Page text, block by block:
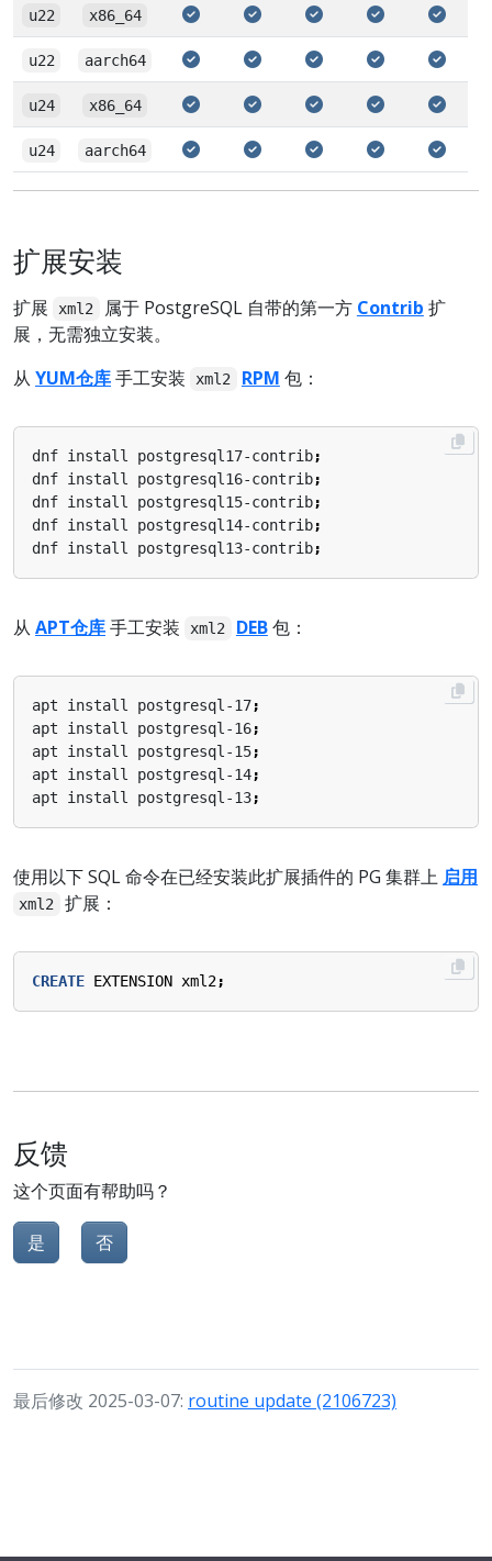
u22 x86_64
u22 aarch64
u24 x86_64
u24 aarch64
扩展安装
扩展 xml2 属于 PostgreSQL 自带的第一方 Contrib 扩
展，无需独立安装。
从 YUM仓库手工安装 xml2 RPM 包：
dnf install postgresql17-contrib;
dnf install postgresql16-contrib;
dnf install postgresql15-contrib;
dnf install postgresql14-contrib;
dnf install postgresql13-contrib;
从 APT仓库手工安装 xml2 DEB包：
apt install postgresql-17;
apt install postgresql-16;
apt install postgresql-15;
apt install postgresql-14;
apt install postgresql-13;
使用以下 SQL 命令在已经安装此扩展插件的 PG 集群上 启用
xml2 扩展：
CREATE EXTENSION xml2;
反馈
这个页面有帮助吗？
是 否
最后修改 2025-03-07: routine update (2106723)